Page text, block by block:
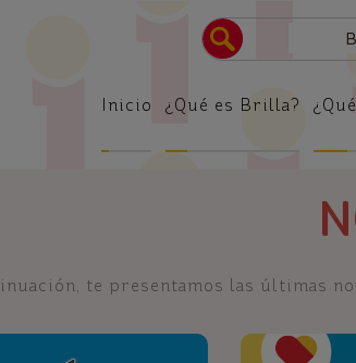
Inicio ¿Qué es Brilla?
te presentamos las últimas